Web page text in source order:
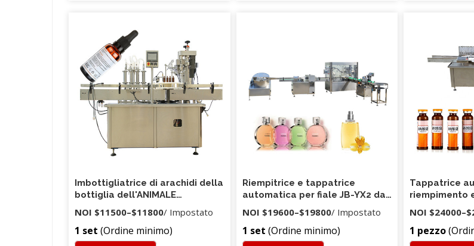
Imbottigliatrice di arachidi della
bottiglia dell'ANIMALE
DOMESTICO della bottiglia 250g
YB-NJ4
NOI $11500–$11800/ Impostato
1 set (Ordine minimo)
Riempitrice e tappatrice
automatica per fiale JB-YX2 da
5 ml da 10 ml per liquido
oculare per collirio
NOI $19600–$19800/ Impostato
1 set (Ordine minimo)
Tappatrice
riempimento
flaconi per
flacone
da 5-30 ml
NOI $24000–
1 pezzo